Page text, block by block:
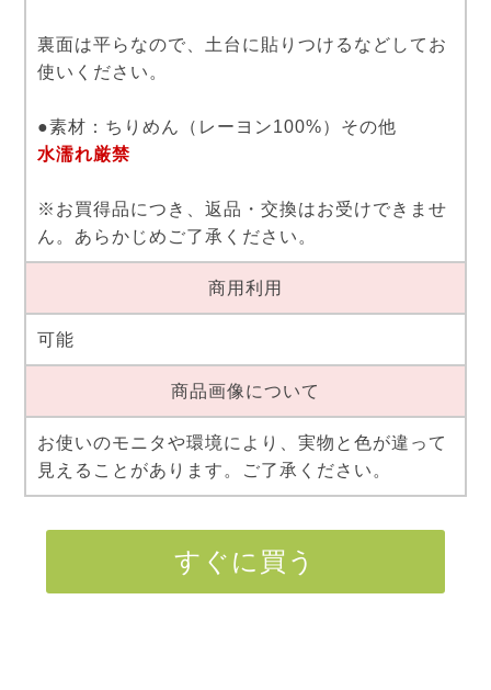
裏面は平らなので、土台に貼りつけるなどしてお
使いください。
●素材：ちりめん（レーヨン100%）その他
水濡れ厳禁
※お買得品につき、返品・交換はお受けできませ
ん。あらかじめご了承ください。
商用利用
可能
商品画像について
お使いのモニタや環境により、実物と色が違って
見えることがあります。ご了承ください。
すぐに買う